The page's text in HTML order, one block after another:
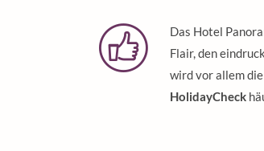
Das Hotel
Flair, den
wird vor allem
HolidayCheck